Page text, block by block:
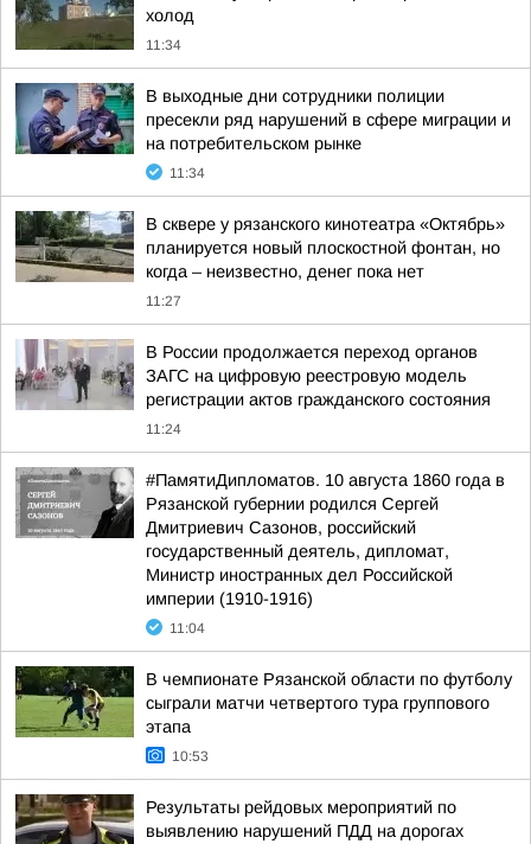
холод
11:34
В выходные дни сотрудники полиции
пресекли ряд нарушений в сфере миграции и
на потребительском рынке
11:34
В сквере у рязанского кинотеатра «Октябрь»
планируется новый плоскостной фонтан, но
когда – неизвестно, денег пока нет
11:27
В России продолжается переход органов
ЗАГС на цифровую реестровую модель
регистрации актов гражданского состояния
11:24
#ПамятиДипломатов. 10 августа 1860 года в
Рязанской губернии родился Сергей
Дмитриевич Сазонов, российский
государственный деятель, дипломат,
Министр иностранных дел Российской
империи (1910-1916)
11:04
В чемпионате Рязанской области по футболу
сыграли матчи четвертого тура группового
этапа
10:53
Результаты рейдовых мероприятий по
выявлению нарушений ПДД на дорогах